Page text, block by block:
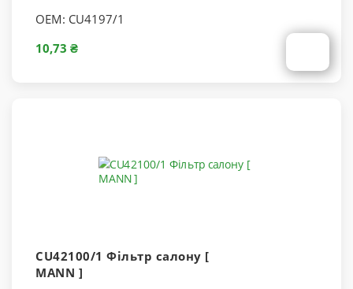
OEM: CU4197/1
10,73 ₴
CU42100/1 Фільтр салону [
MANN ]